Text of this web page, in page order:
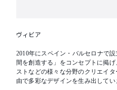
ヴィビア
2010年にスペイン・バルセロナで
間を創造する」をコンセプトに掲
ストなどの様々な分野のクリエイ
由で多彩なデザインを生み出してい